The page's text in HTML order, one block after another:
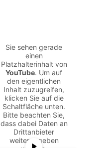
Sie sehen gerade
einen
Platzhalterinhalt von
YouTube. Um auf
den eigentlichen
Inhalt zuzugreifen,
klicken Sie auf die
Schaltfläche unten.
Bitte beachten Sie,
dass dabei Daten an
Drittanbieter
weitergegeben